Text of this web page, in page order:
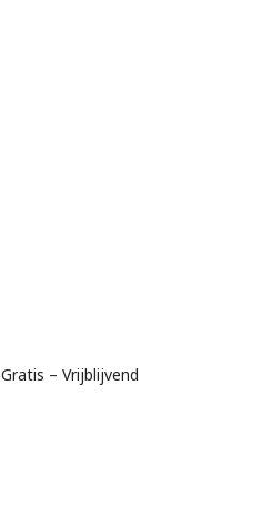
Gratis – Vrijblijvend